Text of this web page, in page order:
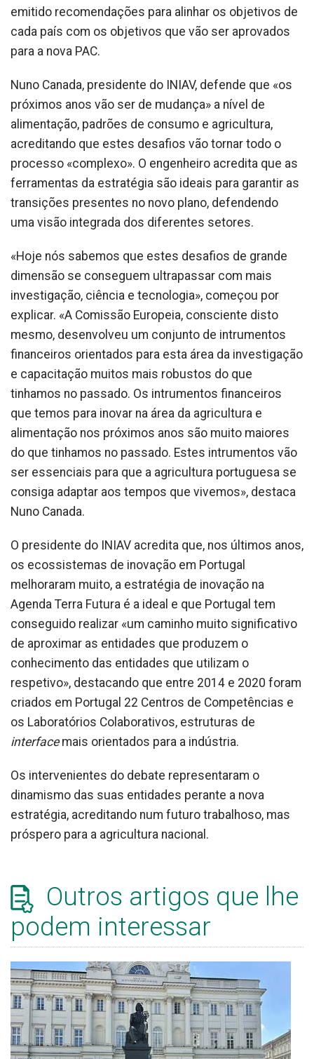
emitido recomendações para alinhar os objetivos de
cada país com os objetivos que vão ser aprovados
para a nova PAC.
Nuno Canada, presidente do INIAV, defende que «os
próximos anos vão ser de mudança» a nível de
alimentação, padrões de consumo e agricultura,
acreditando que estes desafios vão tornar todo o
processo «complexo». O engenheiro acredita que as
ferramentas da estratégia são ideais para garantir as
transições presentes no novo plano, defendendo
uma visão integrada dos diferentes setores.
«Hoje nós sabemos que estes desafios de grande
dimensão se conseguem ultrapassar com mais
investigação, ciência e tecnologia», começou por
explicar. «A Comissão Europeia, consciente disto
mesmo, desenvolveu um conjunto de intrumentos
financeiros orientados para esta área da investigação
e capacitação muitos mais robustos do que
tinhamos no passado. Os intrumentos financeiros
que temos para inovar na área da agricultura e
alimentação nos próximos anos são muito maiores
do que tinhamos no passado. Estes intrumentos vão
ser essenciais para que a agricultura portuguesa se
consiga adaptar aos tempos que vivemos», destaca
Nuno Canada.
O presidente do INIAV acredita que, nos últimos anos,
os ecossistemas de inovação em Portugal
melhoraram muito, a estratégia de inovação na
Agenda Terra Futura é a ideal e que Portugal tem
conseguido realizar «um caminho muito significativo
de aproximar as entidades que produzem o
conhecimento das entidades que utilizam o
respetivo», destacando que entre 2014 e 2020 foram
criados em Portugal 22 Centros de Competências e
os Laboratórios Colaborativos, estruturas de
interface mais orientados para a indústria.
Os intervenientes do debate representaram o
dinamismo das suas entidades perante a nova
estratégia, acreditando num futuro trabalhoso, mas
próspero para a agricultura nacional.
Outros artigos que lhe
podem interessar